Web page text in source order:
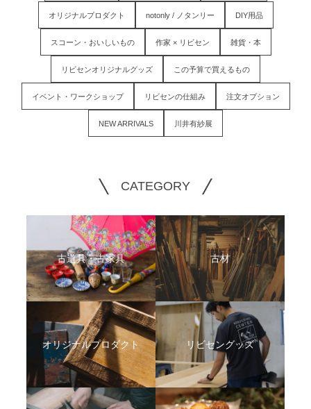
オリジナルプロダクト notonly / ノタンリー DIY用品
スコーン・おいしいもの 作家 × リビセン 雑貨・本
リビセンオリジナルグッズ この予算で買えるもの
イベント・ワークショップ リビセンの仕組み 注文オプション
NEW ARRIVALS 川井有紗展
CATEGORY
古道具・古家具 古材
オリジナルプロダクト リビセングッズ